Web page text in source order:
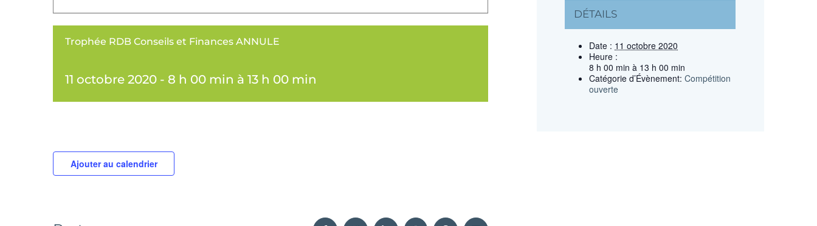
Trophée RDB Conseils et Finances ANNULE
11 octobre 2020 - 8 h 00 min à 13 h 00 min
Ajouter au calendrier
DÉTAILS
Date : 11 octobre 2020
Heure :
8 h 00 min à 13 h 00 min
Catégorie d’Évènement: Compétition
ouverte